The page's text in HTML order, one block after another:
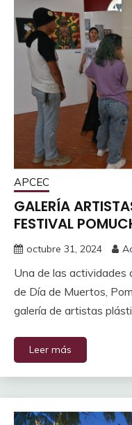
APCEC
GALERÍA
FESTIVAL
octubre 31, 2024
Una de las actividades
de Día de Muertos,
galería de artistas
Leer más